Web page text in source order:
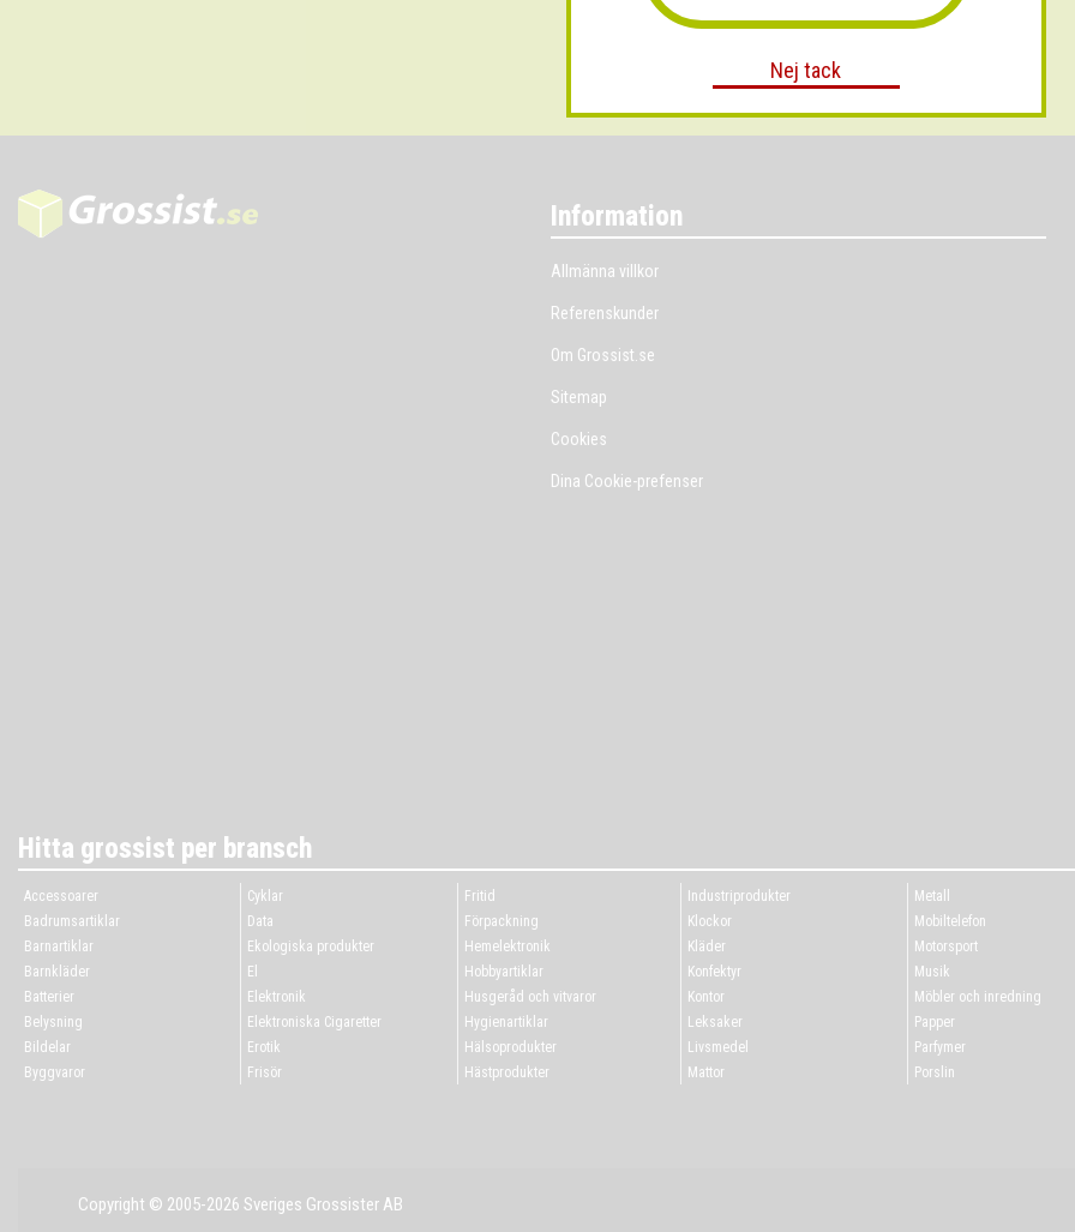
Information
Allmänna villkor
Referenskunder
Om Grossist.se
Sitemap
Cookies
Dina Cookie-prefenser
Hitta grossist per bransch
Accessoarer
Badrumsartiklar
Barnartiklar
Barnkläder
Batterier
Belysning
Bildelar
Byggvaror
Cyklar
Data
Ekologiska produkter
El
Elektronik
Elektroniska Cigaretter
Erotik
Frisör
Fritid
Förpackning
Hemelektronik
Hobbyartiklar
Husgeråd och vitvaror
Hygienartiklar
Hälsoprodukter
Hästprodukter
Industriprodukter
Klockor
Kläder
Konfektyr
Kontor
Leksaker
Livsmedel
Mattor
Metall
Mobiltelefon
Motorsport
Musik
Möbler och inredning
Papper
Parfymer
Porslin
Nej tack
Copyright © 2005-2026 Sveriges Grossister AB